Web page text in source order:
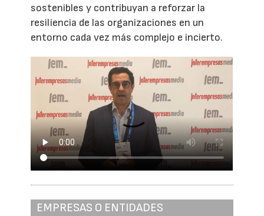
sostenibles y contribuyan a reforzar la
resiliencia de las organizaciones en un
entorno cada vez más complejo e incierto.
EMPRESAS O ENTIDADES